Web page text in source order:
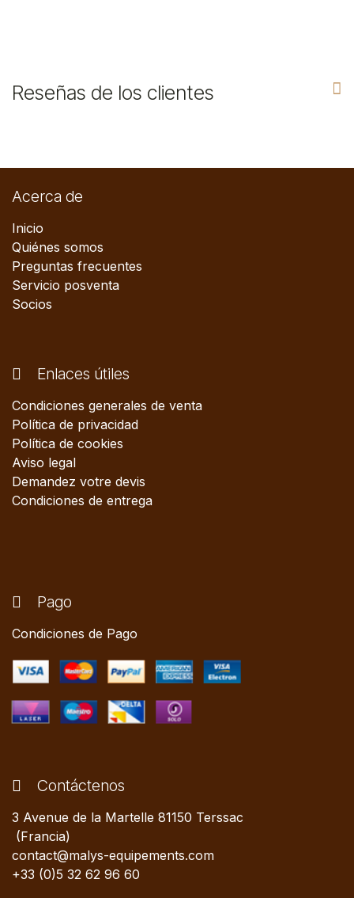
Reseñas de los clientes
Acerca de
Inicio
Quiénes somos
Preguntas frecuentes
Servicio posventa
Socios
Enlaces útiles
Condiciones generales de venta
Política de privacidad
Política de cookies
Aviso legal
Demandez votre devis
Condiciones de entrega
Pago
Condiciones de Pago
Contáctenos
3 Avenue de la Martelle 81150 Terssac
(Francia)
contact@malys-equipements.com
+33 (0)5 32 62 96 60